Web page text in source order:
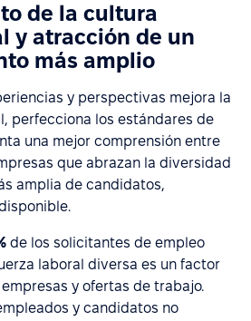
de la cultura
y atracción de un
más amplio
y perspectivas mejora la
perfecciona los estándares de
una mejor comprensión entre
que abrazan la diversidad
amplia de candidatos,
de los solicitantes de empleo
laboral diversa es un factor
y ofertas de trabajo.
y candidatos no